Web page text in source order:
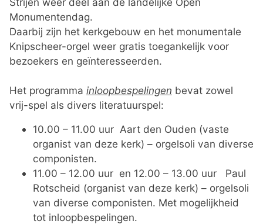
Monumentendag.
Daarbij zijn het kerkgebouw en het monumentale
Knipscheer-orgel weer gratis toegankelijk voor
bezoekers en geïnteresseerden.
Het programma inloopbespelingen bevat zowel
vrij-spel als divers literatuurspel:
10.00 – 11.00 uur Aart den Ouden (vaste
organist van deze kerk) – orgelsoli van diverse
componisten.
11.00 – 12.00 uur en 12.00 – 13.00 uur Paul
Rotscheid (organist van deze kerk) – orgelsoli
van diverse componisten. Met mogelijkheid
tot inloopbespelingen.